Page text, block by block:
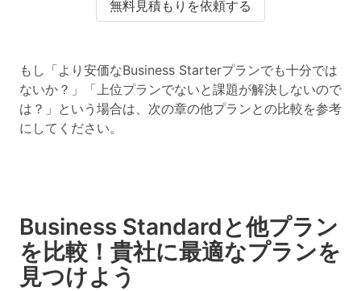
無料見積もりを依頼する
もし「より安価なBusiness Starterプランでも十分では
ないか？」「上位プランでないと課題が解決しないので
は？」という場合は、次の章の他プランとの比較を参考
にしてください。
Business Standardと他プラン
を比較！貴社に最適なプランを
見つけよう